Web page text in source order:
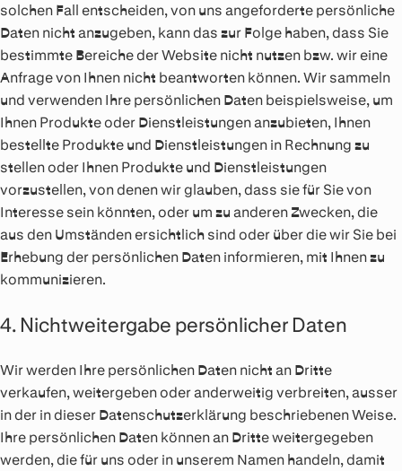
solchen Fall entscheiden, von uns angeforderte persönliche
Daten nicht anzugeben, kann das zur Folge haben, dass Sie
bestimmte Bereiche der Website nicht nutzen bzw. wir eine
Anfrage von Ihnen nicht beantworten können. Wir sammeln
und verwenden Ihre persönlichen Daten beispielsweise, um
Ihnen Produkte oder Dienstleistungen anzubieten, Ihnen
bestellte Produkte und Dienstleistungen in Rechnung zu
stellen oder Ihnen Produkte und Dienstleistungen
vorzustellen, von denen wir glauben, dass sie für Sie von
Interesse sein könnten, oder um zu anderen Zwecken, die
aus den Umständen ersichtlich sind oder über die wir Sie bei
Erhebung der persönlichen Daten informieren, mit Ihnen zu
kommunizieren.
4. Nichtweitergabe persönlicher Daten
Wir werden Ihre persönlichen Daten nicht an Dritte
verkaufen, weitergeben oder anderweitig verbreiten, ausser
in der in dieser Datenschutzerklärung beschriebenen Weise.
Ihre persönlichen Daten können an Dritte weitergegeben
werden, die für uns oder in unserem Namen handeln, damit